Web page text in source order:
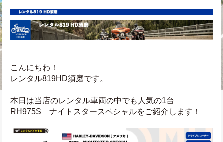
こんにちわ！
レンタル819HD須磨です。
本日は当店のレンタル車両の中でも人気の1台
RH975S　ナイトスタースペシャルをご紹介します！